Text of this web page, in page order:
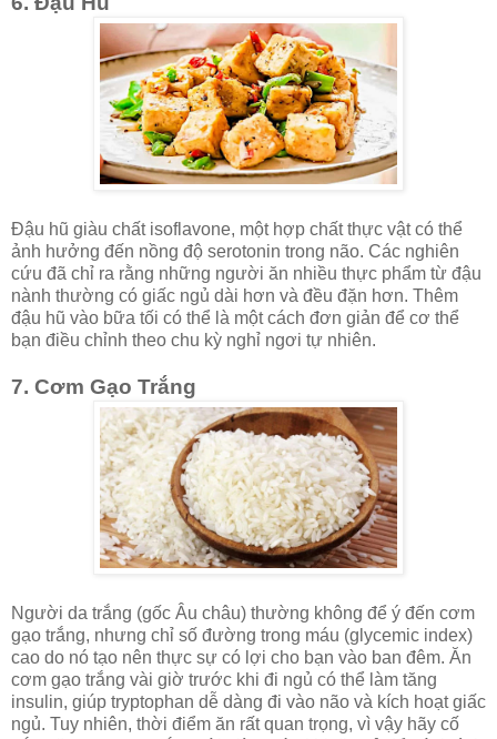
Đậu hũ giàu chất isoflavone, một hợp chất thực vật có thể
ảnh hưởng đến nồng độ serotonin trong não. Các nghiên
cứu đã chỉ ra rằng những người ăn nhiều thực phẩm từ đậu
nành thường có giấc ngủ dài hơn và đều đặn hơn. Thêm
đậu hũ vào bữa tối có thể là một cách đơn giản để cơ thể
bạn điều chỉnh theo chu kỳ nghỉ ngơi tự nhiên.
7. Cơm Gạo Trắng
Người da trắng (gốc Âu châu) thường không để ý đến cơm
gạo trắng, nhưng chỉ số đường trong máu (glycemic index)
cao do nó tạo nên thực sự có lợi cho bạn vào ban đêm. Ăn
cơm gạo trắng vài giờ trước khi đi ngủ có thể làm tăng
insulin, giúp tryptophan dễ dàng đi vào não và kích hoạt giấc
ngủ. Tuy nhiên, thời điểm ăn rất quan trọng, vì vậy hãy cố